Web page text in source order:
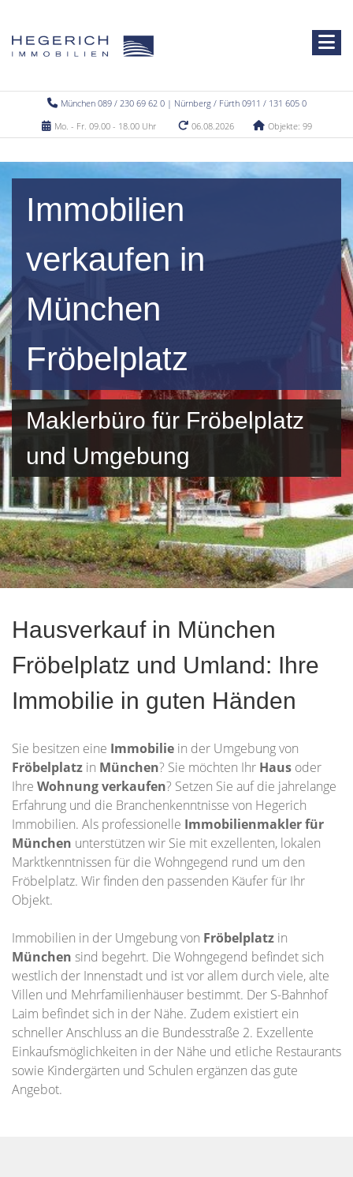
München 089 / 230 69 62 0 | Nürnberg / Fürth 0911 / 131 605 0
Mo. - Fr. 09.00 - 18.00 Uhr
06.08.2026 Objekte: 99
Immobilien
verkaufen in
München
Fröbelplatz
Maklerbüro für Fröbelplatz
und Umgebung
Hausverkauf in München
Fröbelplatz und Umland: Ihre
Immobilie in guten Händen
Sie besitzen eine Immobilie in der Umgebung von
Fröbelplatz in München? Sie möchten Ihr Haus oder
Ihre Wohnungverkaufen? Setzen Sie auf die jahrelange
Erfahrung und die Branchenkenntnisse von Hegerich
Immobilien. Als professionelle Immobilienmakler für
München unterstützen wir Sie mit exzellenten, lokalen
Marktkenntnissen für die Wohngegend rund um den
Fröbelplatz. Wir finden den passenden Käufer für Ihr
Objekt.
Immobilien in der Umgebung von Fröbelplatz in
München sind begehrt. Die Wohngegend befindet sich
westlich der Innenstadt und ist vor allem durch viele, alte
Villen und Mehrfamilienhäuser bestimmt. Der S-Bahnhof
Laim befindet sich in der Nähe. Zudem existiert ein
schneller Anschluss an die Bundesstraße 2. Exzellente
Einkaufsmöglichkeiten in der Nähe und etliche Restaurants
sowie Kindergärten und Schulen ergänzen das gute
Angebot.